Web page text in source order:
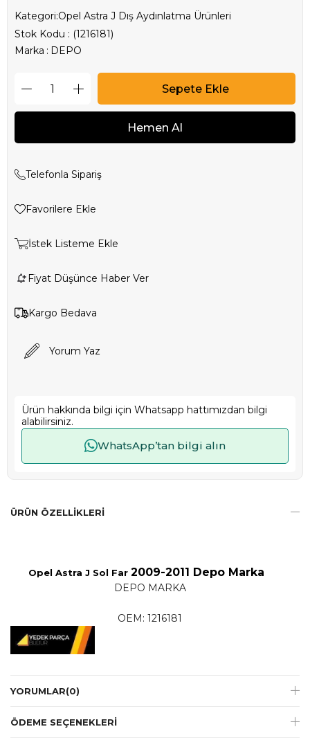
Kategori:Opel Astra J Dış Aydınlatma Ürünleri
Stok Kodu
(1216181)
Marka : DEPO
Telefonla Sipariş
Favorilere Ekle
İstek Listeme Ekle
Fiyat Düşünce Haber Ver
Kargo Bedava
Yorum Yaz
Ürün hakkında bilgi için Whatsapp hattımızdan bilgi
alabilirsiniz.
WhatsApp’tan bilgi alın
ÜRÜN ÖZELLIKLERI
Opel Astra J Sol Far 2009-2011 Depo Marka
DEPO MARKA
OEM: 1216181
YORUMLAR(0)
ÖDEME SEÇENEKLERI